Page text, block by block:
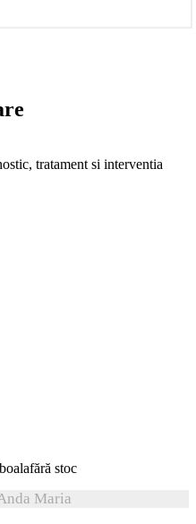
tratament si interventia
fără stoc
Maria